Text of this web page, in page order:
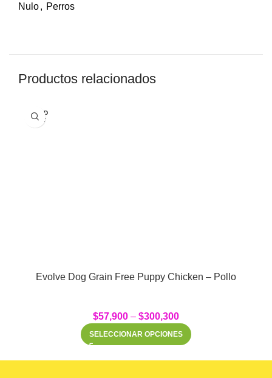
Nulo, Perros
Productos relacionados
SOLD
OUT
Evolve Dog Grain Free Puppy Chicken – Pollo
$57,900 – $300,300
SELECCIONAR OPCIONES